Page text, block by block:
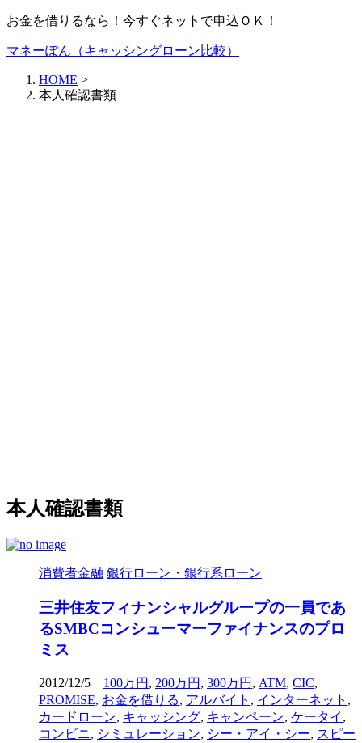
お金を借りるなら！今すぐネットで申込ＯＫ！
マネーぽん（キャッシングローン比較）
HOME >
本人確認書類
本人確認書類
消費者金融 銀行ローン・銀行系ローン
三井住友フィナンシャルグループの一員であ
るSMBCコンシューマーファイナンスのプロ
ミス
2012/12/5 100万円 , 200万円 , 300万円 , ATM, CIC,
PROMISE, お金を借りる, アルバイト , インターネット ,
カードローン, キャッシング, キャンペーン, ケータイ ,
コンビニ, シミュレーション, シー・アイ・シー, スピー